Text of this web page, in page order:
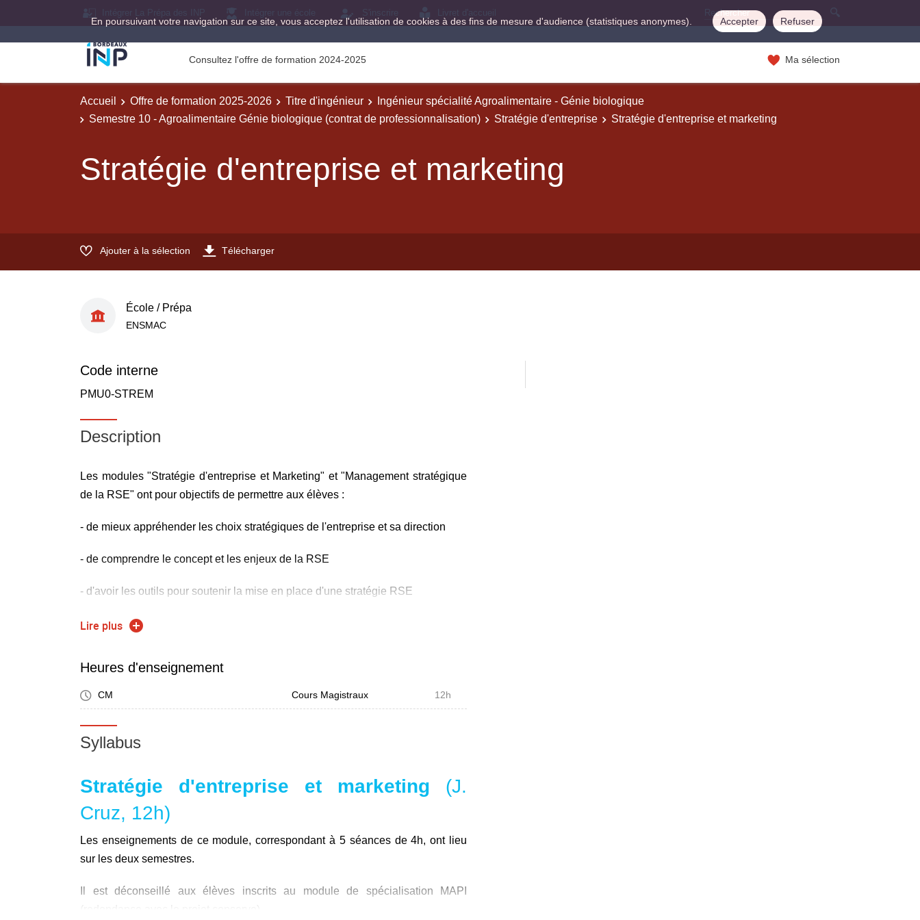
En poursuivant votre navigation sur ce site, vous acceptez l'utilisation de cookies à des fins de mesure d'audience (statistiques anonymes). Accepter Refuser
Consultez l'offre de formation 2024-2025 Ma sélection
Accueil Offre de formation 2025-2026 Titre d'ingénieur
Ingénieur spécialité Agroalimentaire - Génie biologique
Semestre 10 - Agroalimentaire Génie biologique (contrat de professionnalisation)
Stratégie d'entreprise Stratégie d'entreprise et marketing
Stratégie d'entreprise et marketing
Ajouter à la sélection Télécharger
École / Prépa
ENSMAC
Code interne
PMU0-STREM
Description
Les modules "Stratégie d'entreprise et Marketing" et "Management stratégique
de la RSE" ont pour objectifs de permettre aux élèves :
- de mieux appréhender les choix stratégiques de l'entreprise et sa direction
- de comprendre le concept et les enjeux de la RSE
- d'avoir les outils pour soutenir la mise en place d'une stratégie RSE
Lire plus
Heures d'enseignement
CM Cours Magistraux 12h
Syllabus
Stratégie d'entreprise et marketing (J.
Cruz, 12h)
Les enseignements de ce module, correspondant à 5 séances de 4h, ont lieu
sur les deux semestres.
Il est déconseillé aux élèves inscrits au module de spécialisation MAPI